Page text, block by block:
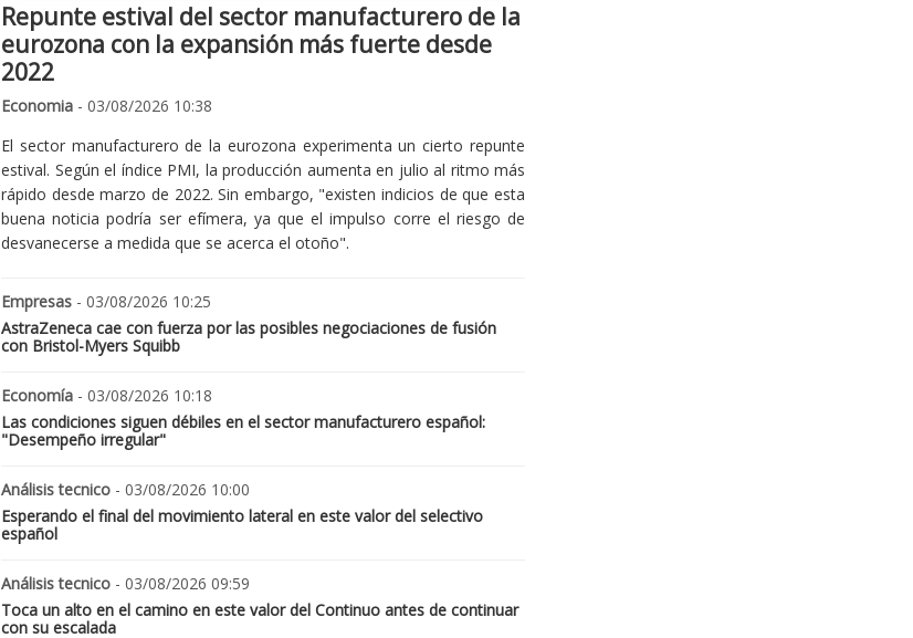
Repunte estival del sector manufacturero de la
eurozona con la expansión más fuerte desde
2022
Economia - 03/08/2026 10:38
El sector manufacturero de la eurozona experimenta un cierto repunte
estival. Según el índice PMI, la producción aumenta en julio al ritmo más
rápido desde marzo de 2022. Sin embargo, "existen indicios de que esta
buena noticia podría ser efímera, ya que el impulso corre el riesgo de
desvanecerse a medida que se acerca el otoño".
Empresas - 03/08/2026 10:25
AstraZeneca cae con fuerza por las posibles negociaciones de fusión
con Bristol-Myers Squibb
Economía - 03/08/2026 10:18
Las condiciones siguen débiles en el sector manufacturero español:
"Desempeño irregular"
Análisis tecnico - 03/08/2026 10:00
Esperando el final del movimiento lateral en este valor del selectivo
español
Análisis tecnico - 03/08/2026 09:59
Toca un alto en el camino en este valor del Continuo antes de continuar
con su escalada